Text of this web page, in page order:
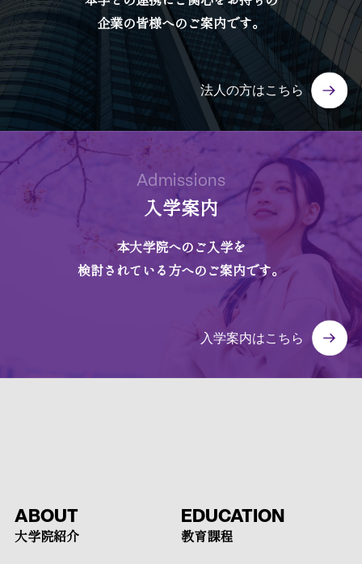
企業の皆様へのご案内です。
法人の方はこちら
Admissions
入学案内
本大学院へのご入学を
検討されている方へのご案内です。
入学案内はこちら
ABOUT
大学院紹介
EDUCATION
教育課程